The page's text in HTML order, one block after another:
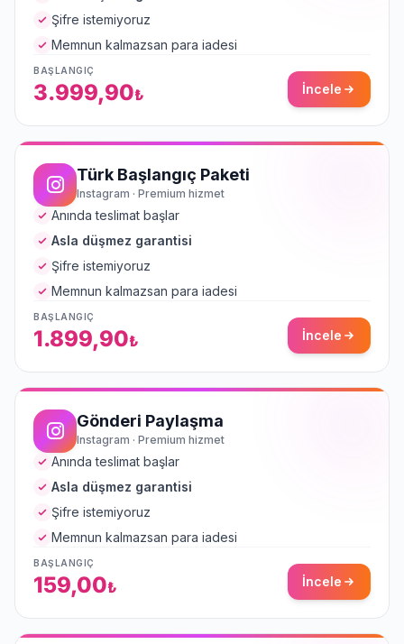
Şifre istemiyoruz
Memnun kalmazsan para iadesi
BAŞLANGIÇ
3.999,90₺ İncele
Türk Başlangıç Paketi
Instagram · Premium hizmet
Anında teslimat başlar
Asla düşmez garantisi
Şifre istemiyoruz
Memnun kalmazsan para iadesi
BAŞLANGIÇ
1.899,90₺ İncele
Gönderi Paylaşma
Instagram · Premium hizmet
Anında teslimat başlar
Asla düşmez garantisi
Şifre istemiyoruz
Memnun kalmazsan para iadesi
BAŞLANGIÇ
159,00₺ İncele